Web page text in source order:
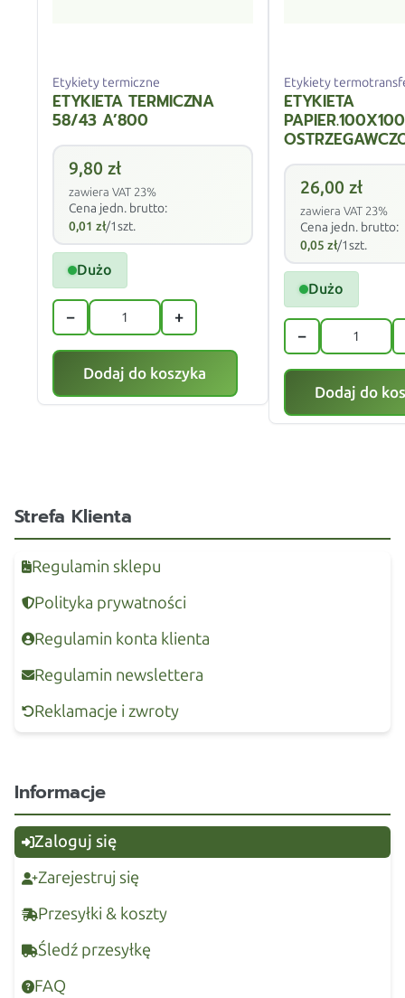
Etykiety termiczne
ETYKIETA TERMICZNA
58/43 A’800
9,80 zł
zawiera VAT 23%
Cena jedn. brutto:
0,01 zł/1szt.
Dużo
− +
Dodaj do koszyka
Etykiety
ETYKIETA
26,00 zł
zawiera VAT 23%
Cena jedn. brutto:
0,05 zł/1szt.
Dużo
−
Dodaj do
Strefa Klienta
Regulamin sklepu
Polityka prywatności
Regulamin konta klienta
Regulamin newslettera
Reklamacje i zwroty
Informacje
Zaloguj się
Zarejestruj się
Przesyłki & koszty
Śledź przesyłkę
FAQ